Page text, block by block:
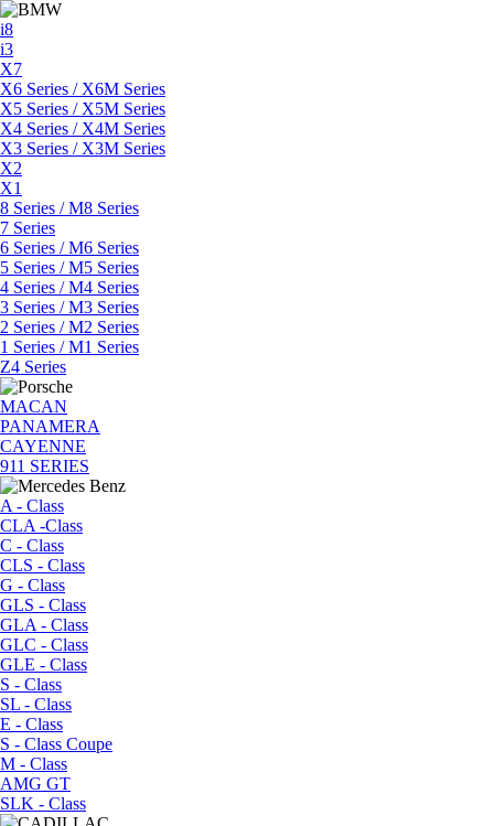
i8
i3
X7
X6 Series / X6M Series
X5 Series / X5M Series
X4 Series / X4M Series
X3 Series / X3M Series
X2
X1
8 Series / M8 Series
7 Series
6 Series / M6 Series
5 Series / M5 Series
4 Series / M4 Series
3 Series / M3 Series
2 Series / M2 Series
1 Series / M1 Series
Z4 Series
MACAN
PANAMERA
CAYENNE
911 SERIES
A - Class
CLA -Class
C - Class
CLS - Class
G - Class
GLS - Class
GLA - Class
GLC - Class
GLE - Class
S - Class
SL - Class
E - Class
S - Class Coupe
M - Class
AMG GT
SLK - Class